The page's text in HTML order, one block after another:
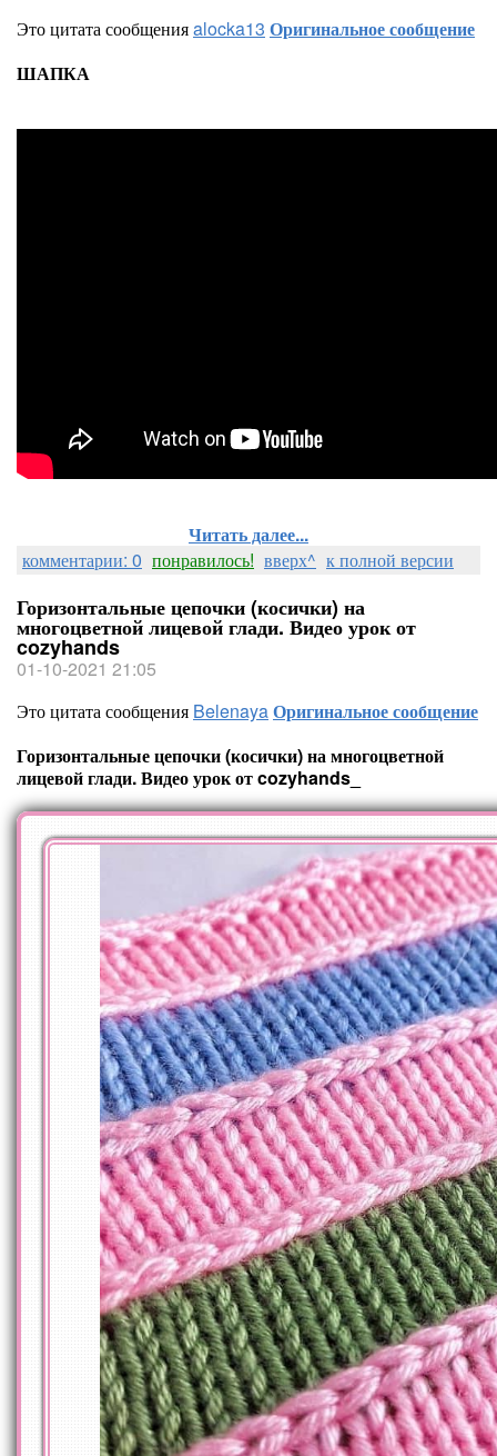
Это цитата сообщенияalocka13 Оригинальное сообщение
ШАПКА
Читать далее...
комментарии: 0 понравилось! вверх^ к полной версии
Горизонтальные цепочки (косички) на
многоцветной лицевой глади. Видео урок от
cozyhands
01-10-2021 21:05
Это цитата сообщения BelenayaОригинальное сообщение
Горизонтальные цепочки (косички) на многоцветной
лицевой глади. Видео урок от cozyhands_